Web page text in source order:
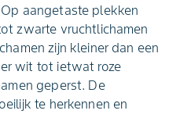
aangetaste plekken
zwarte vruchtlichamen
zijn kleiner dan een
wit tot ietwat roze
geperst. De
te herkennen en